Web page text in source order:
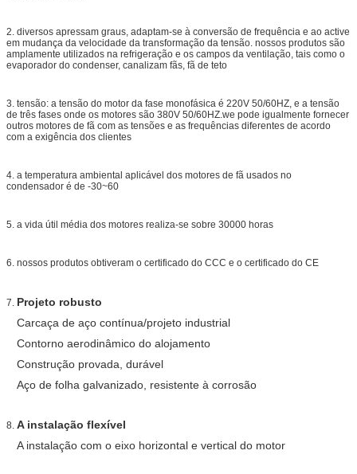
2. diversos apressam graus, adaptam-se à conversão de frequência e ao active
em mudança da velocidade da transformação da tensão. nossos produtos são
amplamente utilizados na refrigeração e os campos da ventilação, tais como o
evaporador do condenser, canalizam fãs, fã de teto
3. tensão: a tensão do motor da fase monofásica é 220V 50/60HZ, e a tensão
de três fases onde os motores são 380V 50/60HZ.we pode igualmente fornecer
outros motores de fã com as tensões e as frequências diferentes de acordo
com a exigência dos clientes
4. a temperatura ambiental aplicável dos motores de fã usados no
condensador é de -30~60
5. a vida útil média dos motores realiza-se sobre 30000 horas
6. nossos produtos obtiveram o certificado do CCC e o certificado do CE
7. Projeto robusto
Carcaça de aço contínua/projeto industrial
Contorno aerodinâmico do alojamento
Construção provada, durável
Aço de folha galvanizado, resistente à corrosão
8. A instalação flexível
A instalação com o eixo horizontal e vertical do motor